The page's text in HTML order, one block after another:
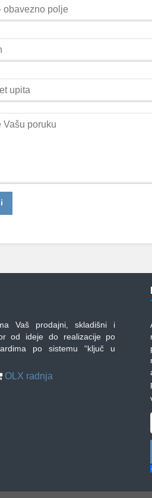
Vaš prodajni, skladišni i
od ideje do realizacije po
po sistemu “ključ u
OLX radnja